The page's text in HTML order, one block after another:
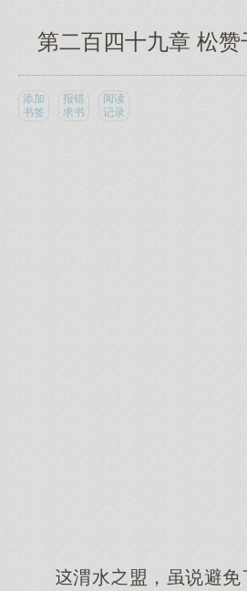
第二百四十九章 松赞
添加
书签
报错
求书
阅读
记录
渭水盟，虽说避免